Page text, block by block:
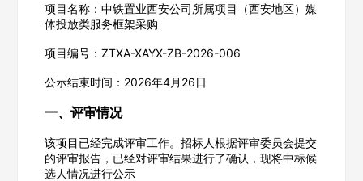
项目名称：中铁置业西安公司所属项目（西安地区）媒
体投放类服务框架采购
项目编号：ZTXA-XAYX-ZB-2026-006
公示结束时间：2026年4月26日
一、评审情况
该项目已经完成评审工作。招标人根据评审委员会提交
的评审报告，已经对评审结果进行了确认，现将中标候
选人情况进行公示